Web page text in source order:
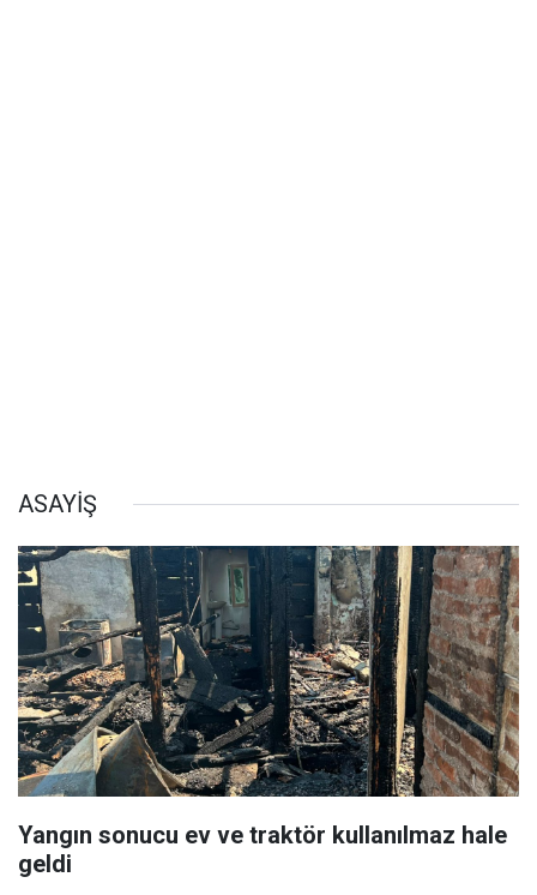
ASAYİŞ
Yangın sonucu ev ve traktör kullanılmaz hale
geldi